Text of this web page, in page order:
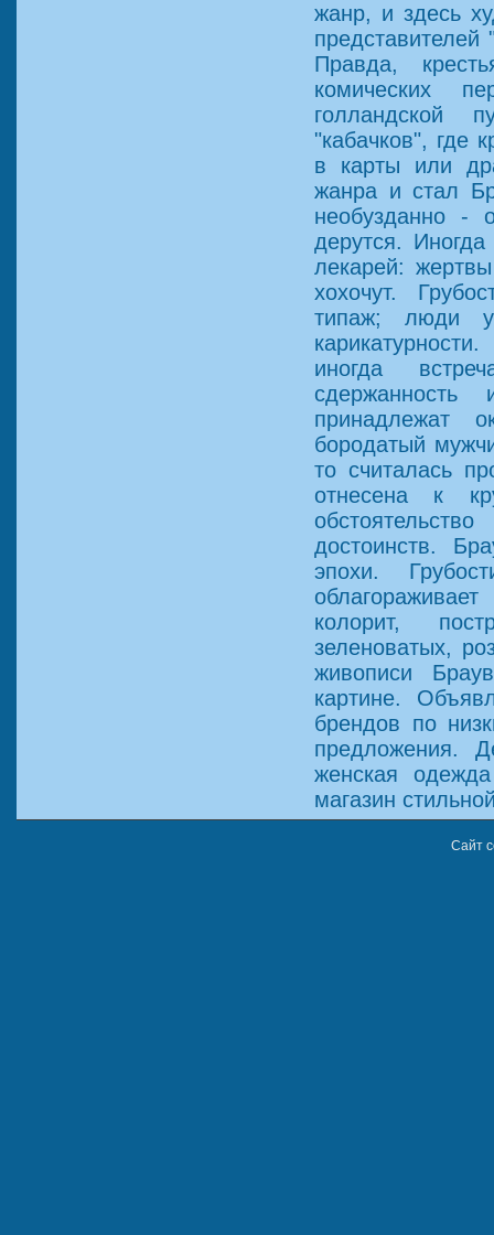
жанр, и здесь
представителей
Правда,
комических
голландской
"кабачков", где
в карты или
жанра и стал
необузданно -
дерутся.
лекарей:
хохочут.
типаж; люди
иногда
принадлежат
бородатый
то считалась
отнесена к
достоинств.
эпохи.
колорит,
зеленоватых,
живописи
картине.
брендов по
предложения.
женская
магазин
Сайт